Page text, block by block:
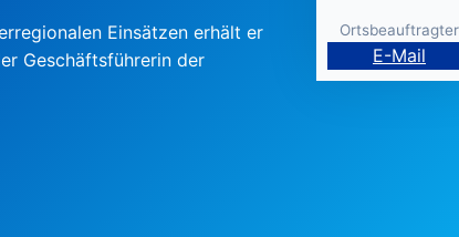
Einsätzen erhält er
Geschäftsführerin der
Ortsbeauftragter
E-Mail